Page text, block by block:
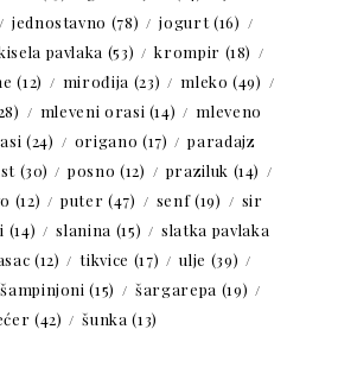
jednostavno (78) jogurt(16)
pavlaka (53) krompir (18)
(12) mirođija (23) mleko (49)
mleveni orasi (14)
mleveno
(24) origano (17)
paradajz
(30) posno (12) praziluk (14)
(12) puter (47) senf(19)
sir
(14) slanina (15)
slatka pavlaka
(12) tikvice (17) ulje (39)
šampinjoni (15) šargarepa (19)
(42) šunka (13)